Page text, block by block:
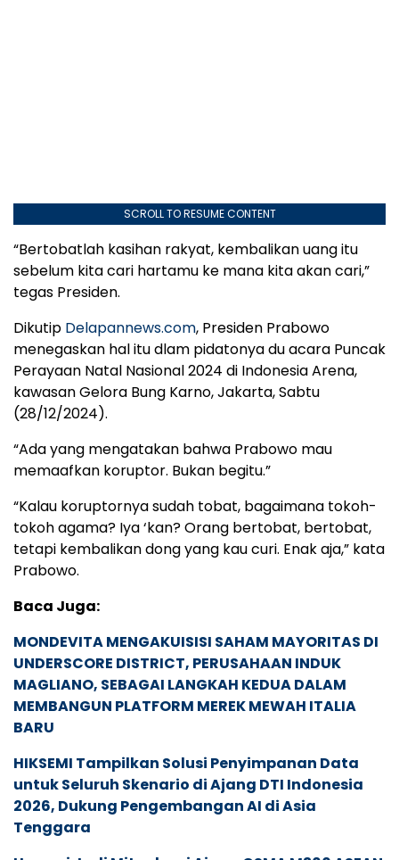
SCROLL TO RESUME CONTENT
“Bertobatlah kasihan rakyat, kembalikan uang itu
sebelum kita cari hartamu ke mana kita akan cari,”
tegas Presiden.
Dikutip Delapannews.com, Presiden Prabowo
menegaskan hal itu dlam pidatonya du acara Puncak
Perayaan Natal Nasional 2024 di Indonesia Arena,
kawasan Gelora Bung Karno, Jakarta, Sabtu
(28/12/2024).
“Ada yang mengatakan bahwa Prabowo mau
memaafkan koruptor. Bukan begitu.”
“Kalau koruptornya sudah tobat, bagaimana tokoh-
tokoh agama? Iya ‘kan? Orang bertobat, bertobat,
tetapi kembalikan dong yang kau curi. Enak aja,” kata
Prabowo.
Baca Juga:
MONDEVITA MENGAKUISISI SAHAM MAYORITAS DI
UNDERSCORE DISTRICT, PERUSAHAAN INDUK
MAGLIANO, SEBAGAI LANGKAH KEDUA DALAM
MEMBANGUN PLATFORM MEREK MEWAH ITALIA
BARU
HIKSEMI Tampilkan Solusi Penyimpanan Data
untuk Seluruh Skenario di Ajang DTI Indonesia
2026, Dukung Pengembangan AI di Asia
Tenggara